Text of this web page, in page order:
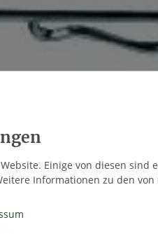
Einige von diesen
Informationen zu den